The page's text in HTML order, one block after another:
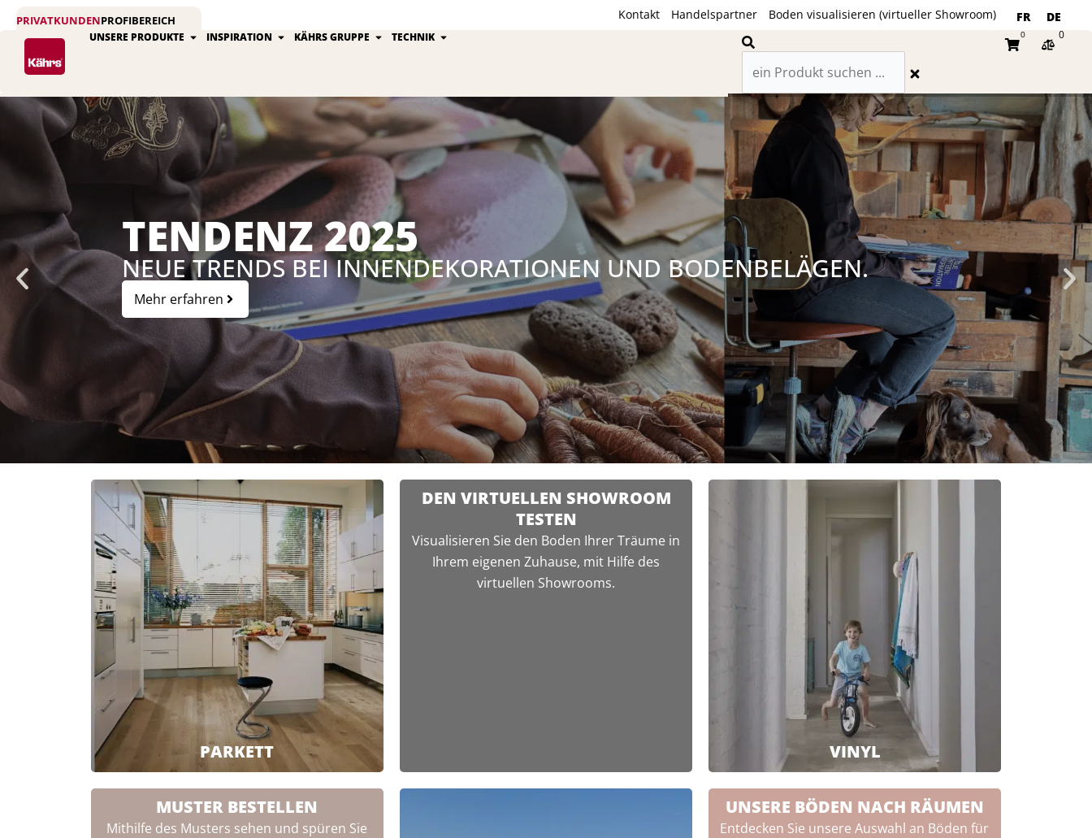
PRIVATKUNDENPROFIBEREICH FR DE
Kontakt Handelspartner Boden visualisieren (virtueller Showroom)
UNSERE PRODUKTE Öffne Unsere produkte
INSPIRATION Öffne Inspiration
KÄHRS GRUPPE Öffne Kährs Gruppe
TECHNIK Öffne Technik Suche 0
Warenkorb
0
TENDENZ 2025
NEUE TRENDS BEI INNENDEKORATIONEN UND BODENBELÄGEN.
Mehr erfahren
PARKETT
DEN VIRTUELLEN SHOWROOM
TESTEN
Visualisieren Sie den Boden Ihrer Träume in
Ihrem eigenen Zuhause, mit Hilfe des
virtuellen Showrooms.
VINYL
MUSTER BESTELLEN
Mithilfe des Musters sehen und spüren Sie
UNSERE BÖDEN NACH RÄUMEN
Entdecken Sie unsere Auswahl an Böden für